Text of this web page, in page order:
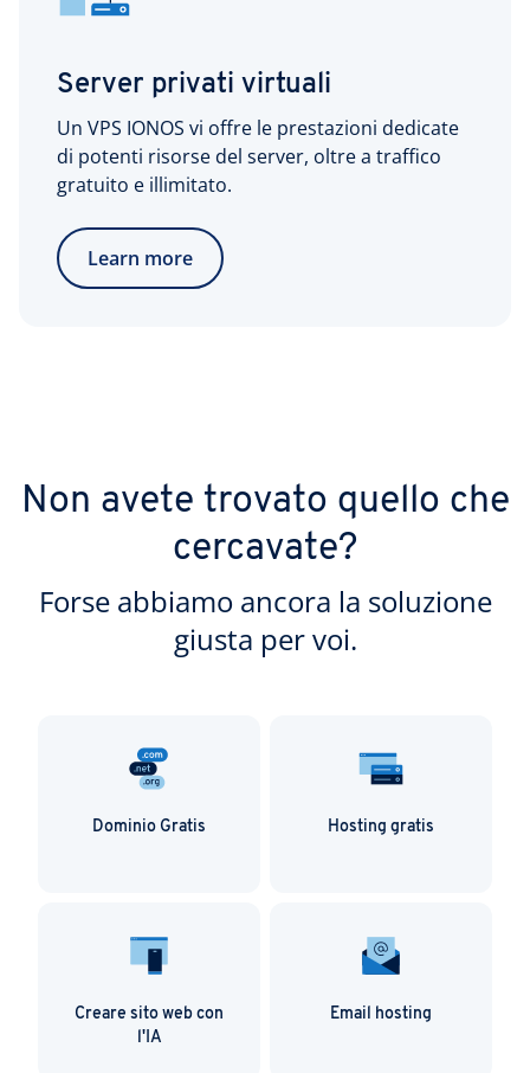
Server privati virtuali
Un VPS IONOS vi offre le prestazioni dedicate
di potenti risorse del server, oltre a traffico
gratuito e illimitato.
Learn more
Non avete trovato quello che
cercavate?
Forse abbiamo ancora la soluzione
giusta per voi.
Dominio Gratis Hosting gratis
Creare sito web con
l'IA
Email hosting